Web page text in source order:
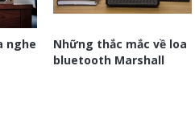
nghe
Những thắc mắc về loa
bluetooth Marshall